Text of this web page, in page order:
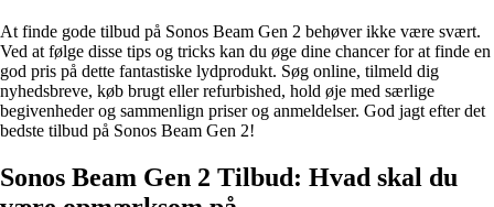
At finde gode tilbud på Sonos Beam Gen 2 behøver ikke være svært.
Ved at følge disse tips og tricks kan du øge dine chancer for at finde en
god pris på dette fantastiske lydprodukt. Søg online, tilmeld dig
nyhedsbreve, køb brugt eller refurbished, hold øje med særlige
begivenheder og sammenlign priser og anmeldelser. God jagt efter det
bedste tilbud på Sonos Beam Gen 2!
Sonos Beam Gen 2 Tilbud: Hvad skal du